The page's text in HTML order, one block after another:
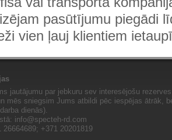
pasūtījumu piegādi
vien ļauj klientiem
jautājumu par jebkuru sev interesējošu
mēs sniegsim Jums atbildi pēc iespējas ātrāk,
dienās).
info@specteh-rd.com
26664689; +371 20201819